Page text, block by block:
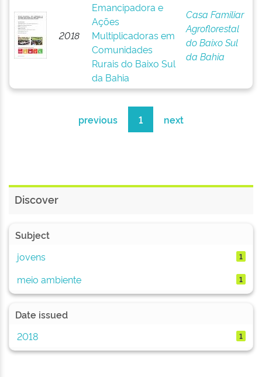
2018
Emancipadora e
Ações
Multiplicadoras em
Comunidades
Rurais do Baixo Sul
da Bahia
Casa Familiar
Agroflorestal
do Baixo Sul
da Bahia
previous 1 next
Discover
Subject
jovens
1
meio ambiente 1
Date issued
2018
1